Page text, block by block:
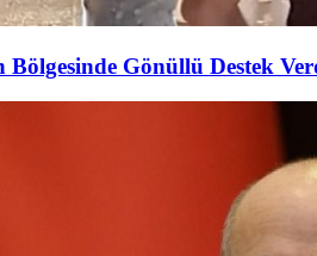
Bölgesinde Gönüllü Destek